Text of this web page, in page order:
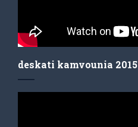
deskati kamvounia 2015